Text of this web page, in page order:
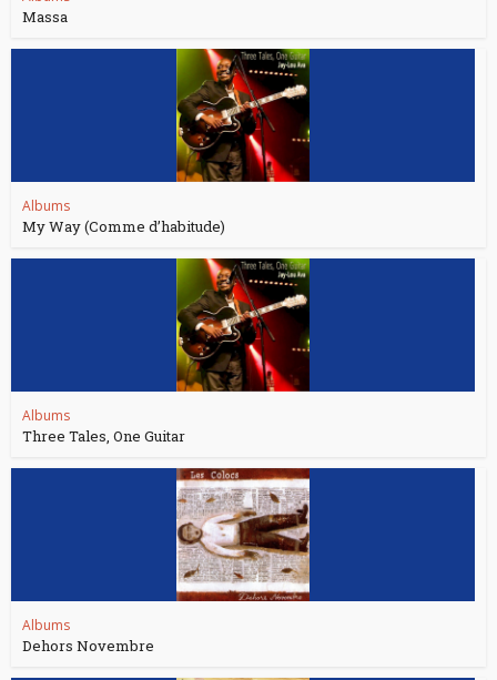
Massa
Albums
My Way (Comme d’habitude)
Albums
Three Tales, One Guitar
Albums
Dehors Novembre